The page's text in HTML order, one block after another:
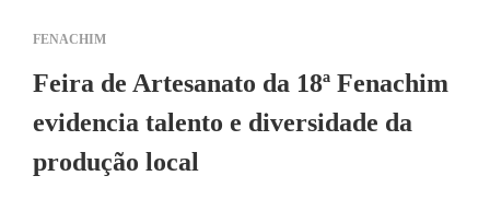
FENACHIM
Feira de Artesanato da 18ª Fenachim
evidencia talento e diversidade da
produção local